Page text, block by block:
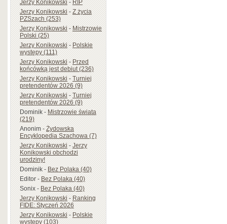
Jerzy Konikowski-RIP
Jerzy Konikowski-Z życia
PZSzach (253)
Jerzy Konikowski-Mistrzowie
Polski (25)
Jerzy Konikowski-Polskie
występy (111)
Jerzy Konikowski-Przed
końcówką jest debiut (236)
Jerzy Konikowski-Turniej
pretendentów 2026 (9)
Jerzy Konikowski-Turniej
pretendentów 2026 (9)
Dominik-Mistrzowie świata
(219)
Anonim-Żydowska
Encyklopedia Szachowa (7)
Jerzy Konikowski-Jerzy
Konikowski obchodzi
urodziny!
Dominik-Bez Polaka (40)
Editor-Bez Polaka (40)
Sonix-Bez Polaka (40)
Jerzy Konikowski-Ranking
FIDE: Styczeń 2026
Jerzy Konikowski-Polskie
występy (103)